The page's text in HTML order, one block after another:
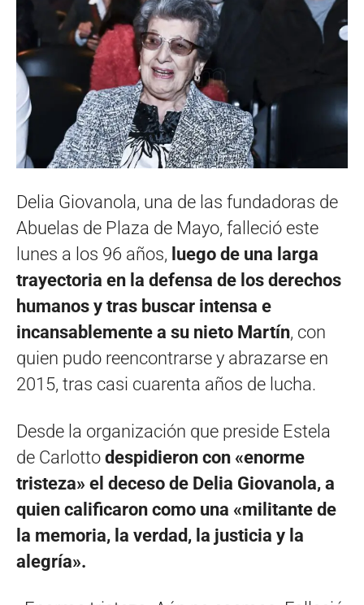
Delia Giovanola, una de las fundadoras de
Abuelas de Plaza de Mayo, falleció este
lunes a los 96 años, luego de una larga
trayectoria en la defensa de los derechos
humanos y tras buscar intensa e
incansablemente a su nieto Martín, con
quien pudo reencontrarse y abrazarse en
2015, tras casi cuarenta años de lucha.
Desde la organización que preside Estela
de Carlotto despidieron con «enorme
tristeza» el deceso de Delia Giovanola, a
quien calificaron como una «militante de
la memoria, la verdad, la justicia y la
alegría».